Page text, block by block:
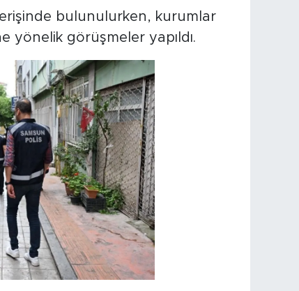
bulunulurken, kurumlar
yönelik görüşmeler yapıldı.